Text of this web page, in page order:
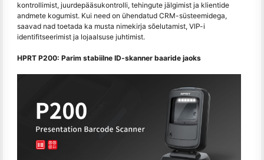
kontrollimist, juurdepääsukontrolli, tehingute jälgimist ja klientide
andmete kogumist. Kui need on ühendatud CRM-süsteemidega,
saavad nad toetada ka musta nimekirja sõelutamist, VIP-i
identifitseerimist ja lojaalsuse juhtimist.
HPRT P200: Parim stabiilne ID-skanner baaride jaoks